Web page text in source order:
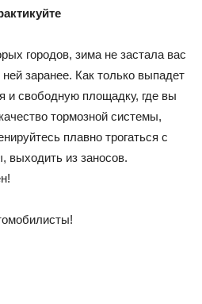
городов, зима не застала вас
ней заранее. Как только выпадет
и свободную площадку, где вы
тормозной системы,
плавно трогаться с
выходить из заносов.